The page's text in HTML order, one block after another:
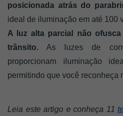
posicionada atrás do
ideal de iluminação em até 100
A luz alta parcial não
trânsito. As luzes de
proporcionam iluminação
permitindo que você reconheça
Leia este artigo e conheça 11